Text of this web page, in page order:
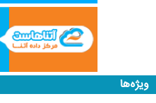
ویژه‌ها